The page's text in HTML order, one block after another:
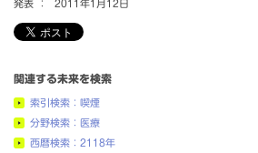
発表 ：
2011年1月12日
関連する未来を検索
索引検索：喫煙
分野検索：医療
西暦検索：2118年